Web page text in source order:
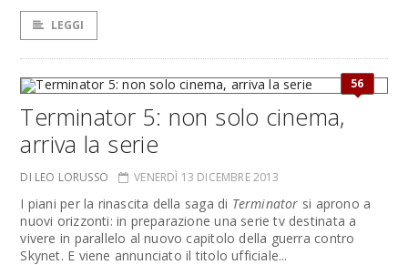
LEGGI
56
Terminator 5: non solo cinema,
arriva la serie
DI LEO LORUSSO VENERDÌ 13 DICEMBRE 2013
I piani per la rinascita della saga di Terminator si aprono a
nuovi orizzonti: in preparazione una serie tv destinata a
vivere in parallelo al nuovo capitolo della guerra contro
Skynet. E viene annunciato il titolo ufficiale...